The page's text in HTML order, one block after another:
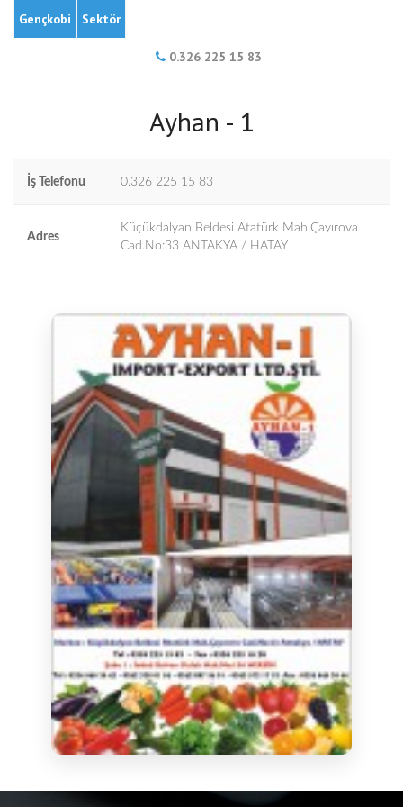
Gençkobi Sektör
0.326 225 15 83
Ayhan - 1
İş Telefonu 0.326 225 15 83
Adres
Küçükdalyan Beldesi Atatürk Mah.Çayırova
Cad.No:33 ANTAKYA / HATAY